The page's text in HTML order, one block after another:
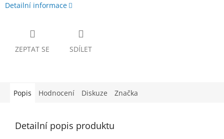
Detailní informace
ZEPTAT SE SDÍLET
Popis Hodnocení Diskuze Značka
Detailní popis produktu